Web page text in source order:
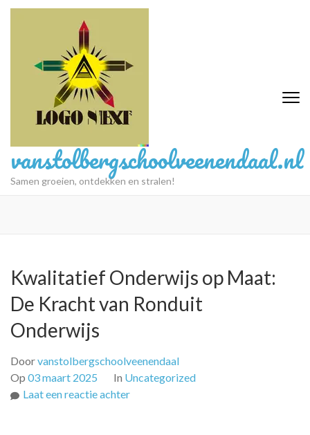
Ga
vanstolbergschoolveenendaal.nl
Samen groeien, ontdekken en stralen!
Kwalitatief Onderwijs op Maat:
De Kracht van Ronduit
Onderwijs
Doorvanstolbergschoolveenendaal
Op 03 maart 2025 In Uncategorized
Laat een reactie achterop